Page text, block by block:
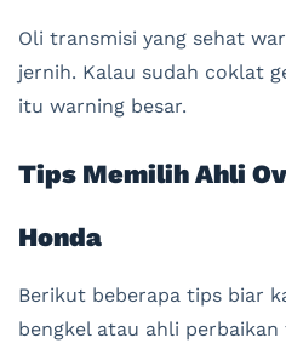
Oli transmisi yang sehat
jernih. Kalau sudah coklat
itu warning besar.
Tips Memilih Ahli
Honda
Berikut beberapa tips biar
bengkel atau ahli perbaikan